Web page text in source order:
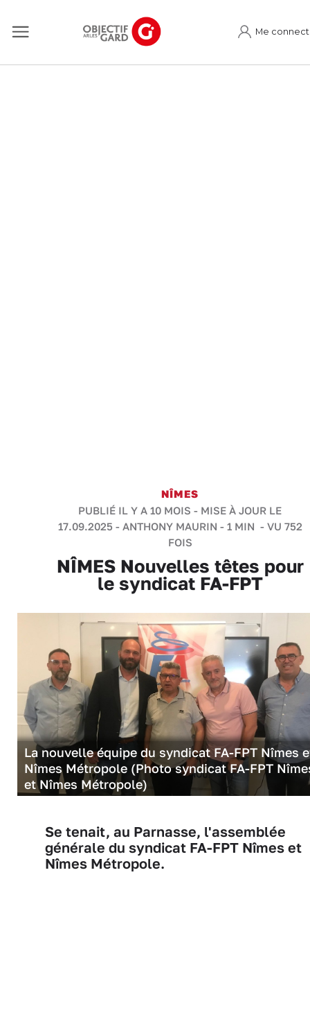
Me
NÎMES
PUBLIÉ IL Y A 10 MOIS - MISE À JOUR LE
17.09.2025 - ANTHONY MAURIN - 1 MIN - VU 752
FOIS
NÎMES Nouvelles têtes pour
le syndicat FA-FPT
La nouvelle équipe du syndicat FA-FPT Nîmes
Nîmes Métropole (Photo syndicat FA-FPT
et Nîmes Métropole)
Se tenait, au Parnasse, l'assemblée
générale du syndicat FA-FPT Nîmes et
Nîmes Métropole.